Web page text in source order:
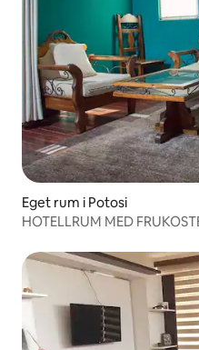
Eget rum i Potosi
HOTELLRUM MED